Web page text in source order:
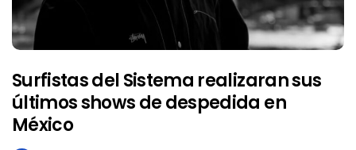
Surfistas del Sistema realizaran sus
últimos shows de despedida en
México